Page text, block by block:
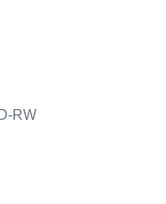
RW